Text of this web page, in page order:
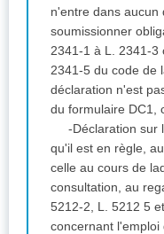
n'entre dans aucun
soumissionner
2341-1 à L. 2341-3
2341-5 du code de
déclaration n'est
du formulaire DC1,
-Déclaration sur
qu'il est en règle,
celle au cours de
consultation, au
5212-2, L. 5212 5
concernant l'emploi